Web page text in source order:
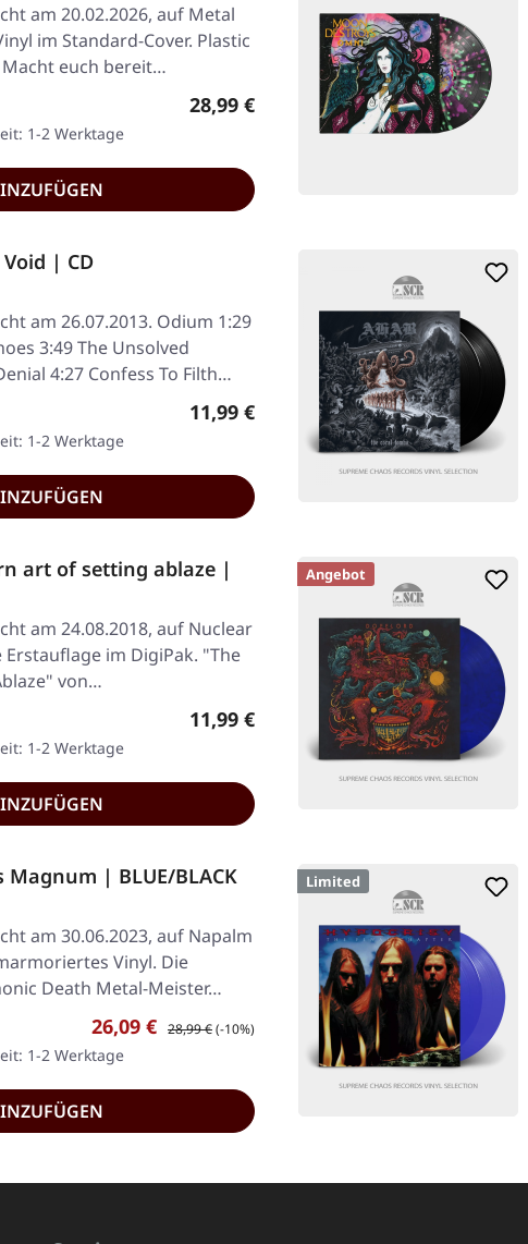
am 20.02.2026, auf Metal
im Standard-Cover. Plastic
Macht euch bereit…
Regulärer Preis:
28,99 €
1-2 Werktage
Void | CD
am 26.07.2013. Odium 1:29
3:49 The Unsolved
4:27 Confess To Filth…
Regulärer Preis:
11,99 €
1-2 Werktage
art of setting ablaze |
am 24.08.2018, auf Nuclear
im DigiPak. "The
von…
Regulärer Preis:
11,99 €
1-2 Werktage
Angebot
Magnum | BLUE/BLACK
am 30.06.2023, auf Napalm
Vinyl. Die
Death Metal-Meister…
Verkaufspreis:
26,09 € Regulärer Preis:
28,99 €(-10%)
1-2 Werktage
Limited